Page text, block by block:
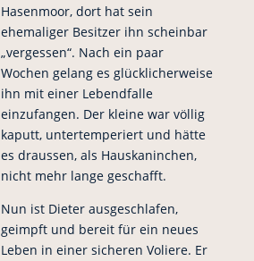
Hasenmoor, dort hat sein
ehemaliger Besitzer ihn scheinbar
„vergessen“. Nach ein paar
Wochen gelang es glücklicherweise
ihn mit einer Lebendfalle
einzufangen. Der kleine war völlig
kaputt, untertemperiert und hätte
es draussen, als Hauskaninchen,
nicht mehr lange geschafft.
Nun ist Dieter ausgeschlafen,
geimpft und bereit für ein neues
Leben in einer sicheren Voliere. Er